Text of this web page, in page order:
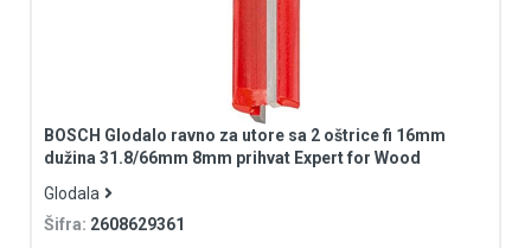
BOSCH Glodalo ravno za utore sa 2 oštrice fi 16mm
dužina 31.8/66mm 8mm prihvat Expert for Wood
Glodala
Šifra: 2608629361